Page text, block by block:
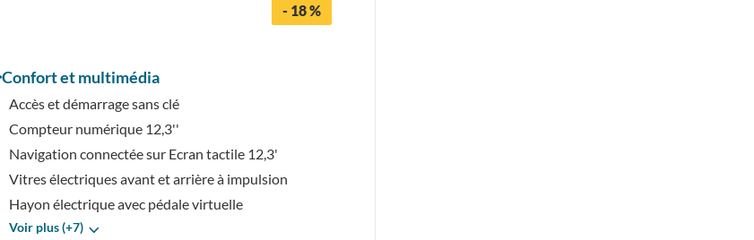
- 18 %
Confort et multimédia
Accès et démarrage sans clé
Compteur numérique 12,3''
Navigation connectée sur Ecran tactile 12,3'
Vitres électriques avant et arrière à impulsion
Hayon électrique avec pédale virtuelle
Voir plus (+7)